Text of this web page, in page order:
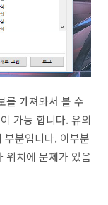
를 가져와서 볼 수
가능 합니다. 유의
부분입니다. 이부분
위치에 문제가 있음